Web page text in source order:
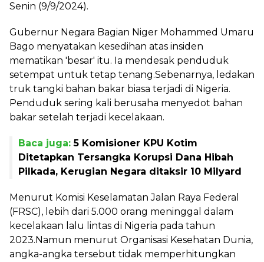
Senin (9/9/2024).
Gubernur Negara Bagian Niger Mohammed Umaru
Bago menyatakan kesedihan atas insiden
mematikan 'besar' itu. Ia mendesak penduduk
setempat untuk tetap tenang.Sebenarnya, ledakan
truk tangki bahan bakar biasa terjadi di Nigeria.
Penduduk sering kali berusaha menyedot bahan
bakar setelah terjadi kecelakaan.
Baca juga:5 Komisioner KPU Kotim
Ditetapkan Tersangka Korupsi Dana Hibah
Pilkada, Kerugian Negara ditaksir 10 Milyard
Menurut Komisi Keselamatan Jalan Raya Federal
(FRSC), lebih dari 5.000 orang meninggal dalam
kecelakaan lalu lintas di Nigeria pada tahun
2023.Namun menurut Organisasi Kesehatan Dunia,
angka-angka tersebut tidak memperhitungkan